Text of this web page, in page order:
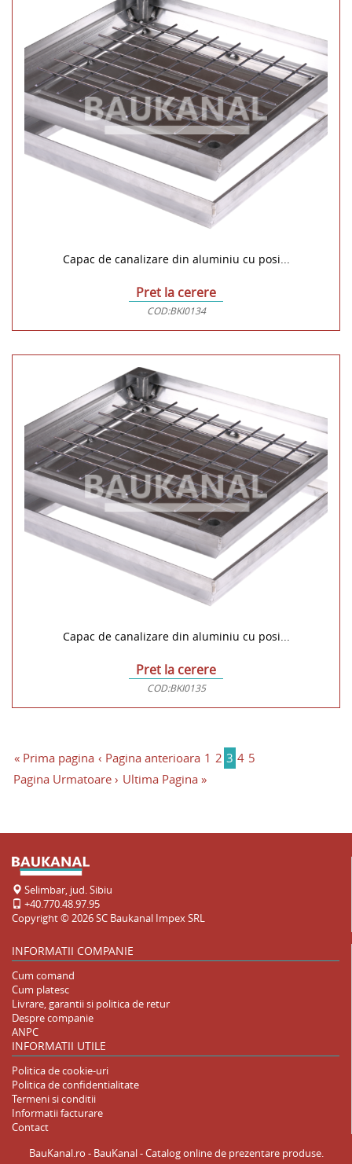
Capac de canalizare din aluminiu cu posi...
Pret la cerere
COD:BKI0134
Capac de canalizare din aluminiu cu posi...
Pret la cerere
COD:BKI0135
« Prima pagina ‹ Pagina anterioara 1 2 3 4 5
Pagina Urmatoare › Ultima Pagina »
Selimbar, jud. Sibiu
+40.770.48.97.95
Copyright © 2026SC Baukanal Impex SRL
INFORMATII COMPANIE
Cum comand
Cum platesc
Livrare, garantii si politica de retur
Despre companie
ANPC
INFORMATII UTILE
Politica de cookie-uri
Politica de confidentialitate
Termeni si conditii
Informatii facturare
Contact
BauKanal.ro - BauKanal - Catalog online de prezentare produse.